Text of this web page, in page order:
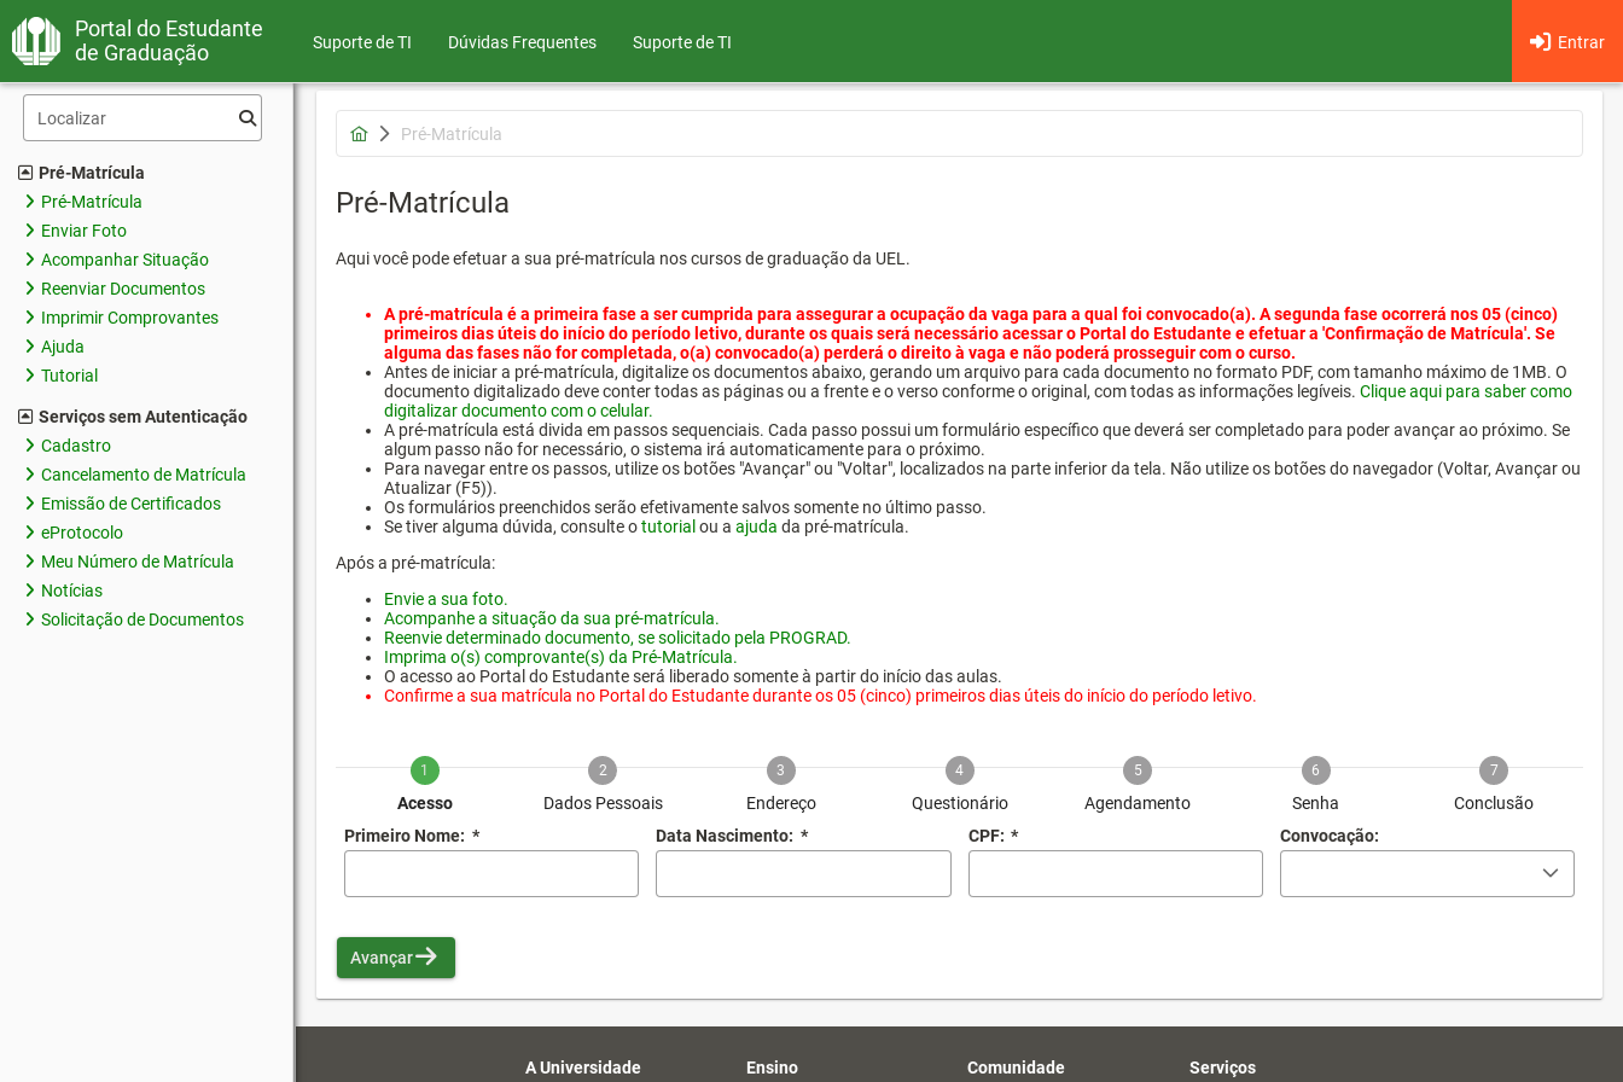
Portal do Estudante
de Graduação
Suporte de TI Dúvidas Frequentes Entrar
Suporte de TI
Pré-Matrícula
Pré-Matrícula
Enviar Foto
Acompanhar Situação
Reenviar Documentos
Imprimir Comprovantes
Ajuda
Tutorial
Serviços sem Autenticação
Cadastro
Cancelamento de Matrícula
Emissão de Certificados
eProtocolo
Meu Número de Matrícula
Notícias
Solicitação de Documentos
Pré-Matrícula
Pré-Matrícula
Aqui você pode efetuar a sua pré-matrícula nos cursos de graduação da UEL.
A pré-matrícula é a primeira fase a ser cumprida para assegurar a ocupação da vaga para a qual foi convocado(a). A segunda fase ocorrerá nos 05 (cinco)
primeiros dias úteis do início do período letivo, durante os quais será necessário acessar o Portal do Estudante e efetuar a 'Confirmação de Matrícula'. Se
alguma das fases não for completada, o(a) convocado(a) perderá o direito à vaga e não poderá prosseguir com o curso.
Antes de iniciar a pré-matrícula, digitalize os documentos abaixo, gerando um arquivo para cada documento no formato PDF, com tamanho máximo de 1MB. O
documento digitalizado deve conter todas as páginas ou a frente e o verso conforme o original, com todas as informações legíveis. Clique aqui para saber como
digitalizar documento com o celular.
A pré-matrícula está divida em passos sequenciais. Cada passo possui um formulário específico que deverá ser completado para poder avançar ao próximo. Se
algum passo não for necessário, o sistema irá automaticamente para o próximo.
Para navegar entre os passos, utilize os botões "Avançar" ou "Voltar", localizados na parte inferior da tela. Não utilize os botões do navegador (Voltar, Avançar ou
Atualizar (F5)).
Os formulários preenchidos serão efetivamente salvos somente no último passo.
Se tiver alguma dúvida, consulte otutorial ou a ajuda da pré-matrícula.
Após a pré-matrícula:
Envie a sua foto.
Acompanhe a situação da sua pré-matrícula.
Reenvie determinado documento, se solicitado pela PROGRAD.
Imprima o(s) comprovante(s) da Pré-Matrícula.
O acesso ao Portal do Estudante será liberado somente à partir do início das aulas.
Confirme a sua matrícula no Portal do Estudante durante os 05 (cinco) primeiros dias úteis do início do período letivo.
1
Acesso
2
Dados Pessoais
3
Endereço
4
Questionário
5
Agendamento
6
Senha
7
Conclusão
Primeiro Nome: * Data Nascimento: * CPF: * Convocação:
Avançar
A Universidade Ensino Comunidade Serviços